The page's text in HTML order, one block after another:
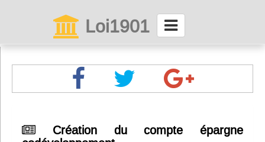
Loi1901
Création du compte épargne